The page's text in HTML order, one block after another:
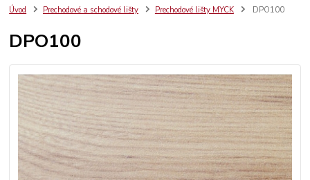
Úvod Prechodové a schodové lišty Prechodové lišty MYCK DPO100
DPO100